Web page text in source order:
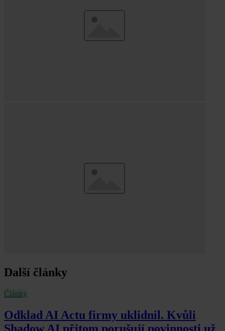
Další články
Články
Odklad AI Actu firmy uklidnil. Kvůli
Shadow AI přitom porušují povinnosti už